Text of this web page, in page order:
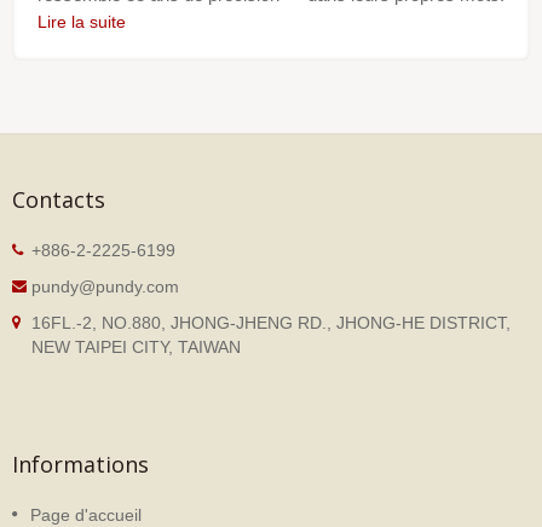
Lire la suite
Contacts
+886-2-2225-6199
pundy@pundy.com
16FL.-2, NO.880, JHONG-JHENG RD., JHONG-HE DISTRICT,
NEW TAIPEI CITY, TAIWAN
Informations
Page d'accueil